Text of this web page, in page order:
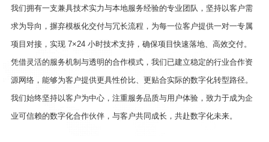
我们拥有一支兼具技术实力与本地服务经验的专业团队，坚持以客户需
求为导向，摒弃模板化交付与冗长流程，为每一位客户提供一对一专属
项目对接，实现 7×24 小时技术支持，确保项目快速落地、高效交付。
凭借灵活的服务机制与透明的合作模式，我们已建立稳定的行业合作资
源网络，能够为客户提供更具性价比、更贴合实际的数字化转型路径。
我们始终坚持以客户为中心，注重服务品质与用户体验，致力于成为企
业可信赖的数字化合作伙伴，与客户共同成长，共赴数字化未来。